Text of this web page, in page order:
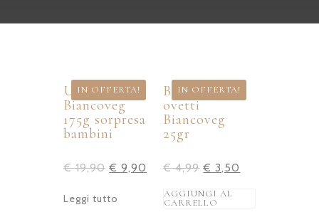
IN OFFERTA!
Uovo
Biancoveg
175g sorpresa
bambini
€19,90 € 9,90
Leggi tutto
IN OFFERTA!
Box Pasquale
ovetti
Biancoveg
25gr
€4,99 € 3,50
AGGIUNGI AL
CARRELLO